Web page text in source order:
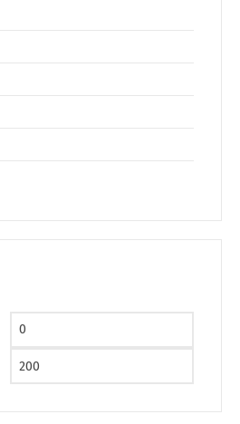
Min. prijs